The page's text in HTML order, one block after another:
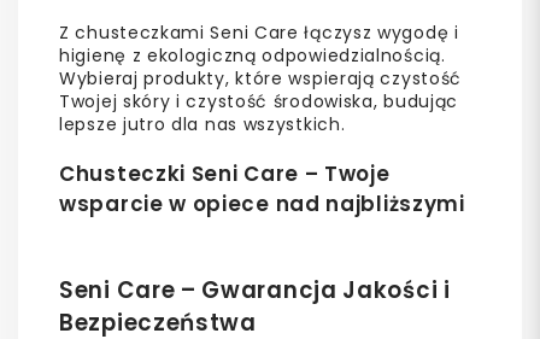
Z chusteczkami Seni Care łączysz wygodę i
higienę z ekologiczną odpowiedzialnością.
Wybieraj produkty, które wspierają czystość
Twojej skóry i czystość środowiska, budując
lepsze jutro dla nas wszystkich.
Chusteczki Seni Care – Twoje
wsparcie w opiece nad najbliższymi
Seni Care – Gwarancja Jakości i
Bezpieczeństwa